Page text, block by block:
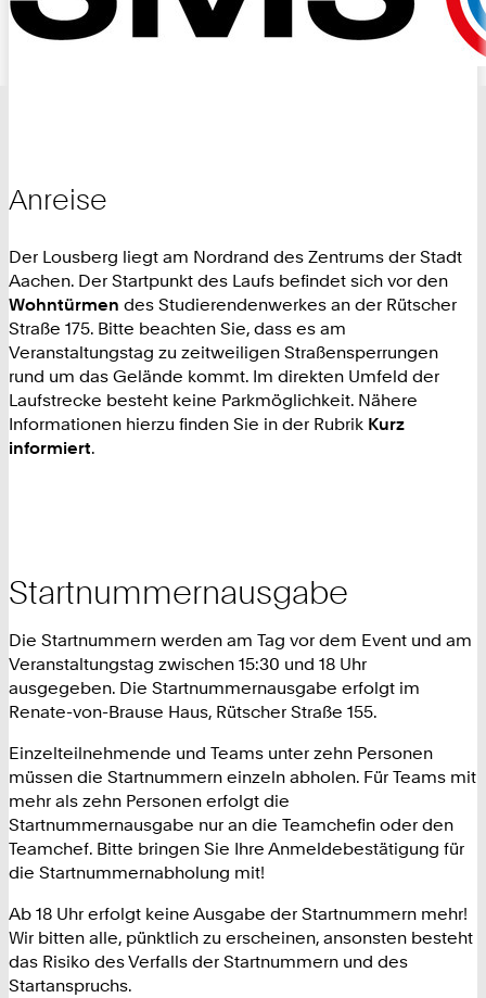
Anreise
Der Lousberg liegt am Nordrand des Zentrums der Stadt
Aachen. Der Startpunkt des Laufs befindet sich vor den
Wohntürmen des Studierendenwerkes an der Rütscher
Straße 175. Bitte beachten Sie, dass es am
Veranstaltungstag zu zeitweiligen Straßensperrungen
rund um das Gelände kommt. Im direkten Umfeld der
Laufstrecke besteht keine Parkmöglichkeit. Nähere
Informationen hierzu finden Sie in der Rubrik Kurz
informiert.
Startnummernausgabe
Die Startnummern werden am Tag vor dem Event und am
Veranstaltungstag zwischen 15:30 und 18 Uhr
ausgegeben. Die Startnummernausgabe erfolgt im
Renate-von-Brause Haus, Rütscher Straße 155.
Einzelteilnehmende und Teams unter zehn Personen
müssen die Startnummern einzeln abholen. Für Teams mit
mehr als zehn Personen erfolgt die
Startnummernausgabe nur an die Teamchefin oder den
Teamchef. Bitte bringen Sie Ihre Anmeldebestätigung für
die Startnummernabholung mit!
Ab 18 Uhr erfolgt keine Ausgabe der Startnummern mehr!
Wir bitten alle, pünktlich zu erscheinen, ansonsten besteht
das Risiko des Verfalls der Startnummern und des
Startanspruchs.